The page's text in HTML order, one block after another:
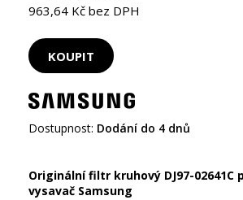
963,64 Kč bez DPH
Dostupnost: Dodání do 4 dnů
Originální filtr kruhový DJ97-02641C
vysavač Samsung